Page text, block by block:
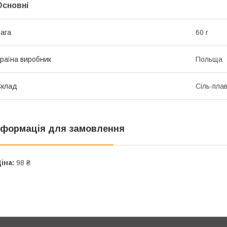
60 г
виробник Польща
Сіль-
для замовлення
98 ₴